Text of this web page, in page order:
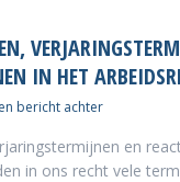
IN HET
bericht achter
en
in ons recht vele